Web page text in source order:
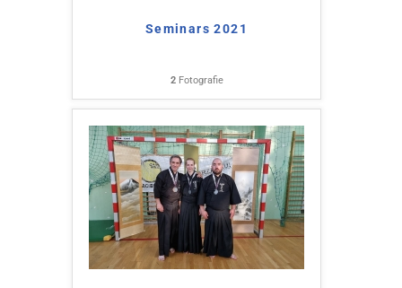
Seminars 2021
2Fotografie